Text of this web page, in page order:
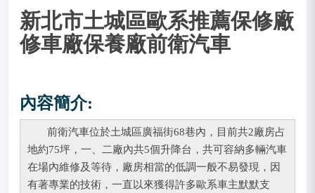
新北市土城區歐系推薦保修廠
修車廠保養廠前衛汽車
內容簡介:
前衛汽車位於土城區廣福街68巷內，目前共2廠房占
地約75坪，一、二廠內共5個升降台，共可容納多輛汽車
在場內維修及等待，廠房相當的低調一般不易發現，因
有著專業的技術，一直以來獲得許多歐系車主默默支